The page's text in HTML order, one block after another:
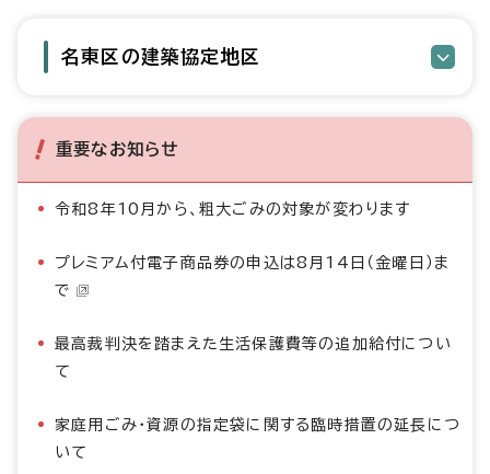
名東区の建築協定地区
重要なお知らせ
令和8年10月から、粗大ごみの対象が変わります
プレミアム付電子商品券の申込は8月14日（金曜日）ま
で
最高裁判決を踏まえた生活保護費等の追加給付につい
て
家庭用ごみ・資源の指定袋に関する臨時措置の延長につ
いて